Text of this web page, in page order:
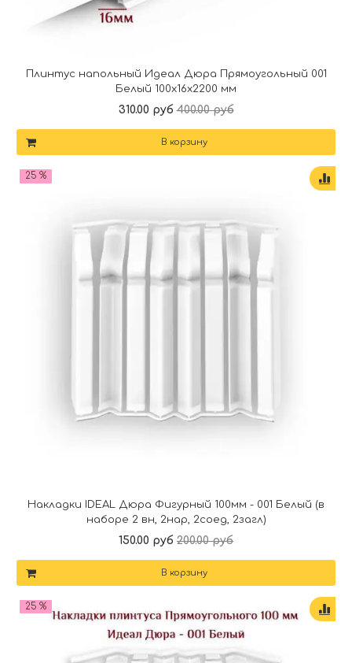
Плинтус напольный Идеал Дюра Прямоугольный 001
Белый 100x16x2200 мм
310.00 руб 400.00 руб
В корзину
25 %
Накладки IDEAL Дюра Фигурный 100мм - 001 Белый (в
наборе 2 вн, 2нар, 2соед, 2загл)
150.00 руб 200.00 руб
В корзину
25 %